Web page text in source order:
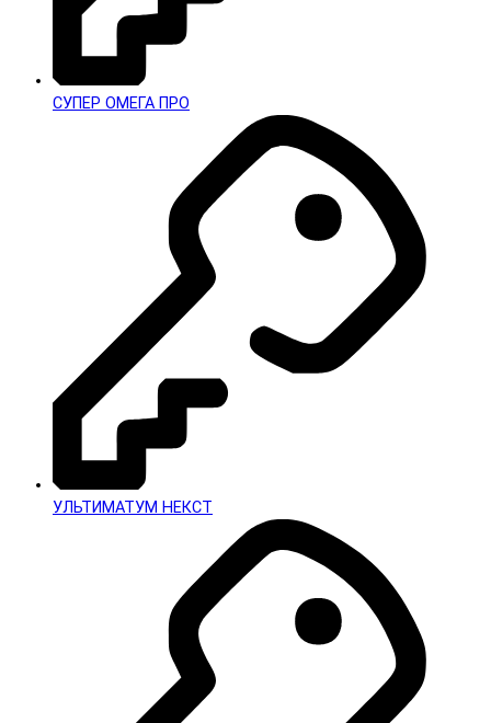
СУПЕР ОМЕГА ПРО
УЛЬТИМАТУМ НЕКСТ